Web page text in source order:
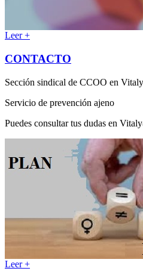
Leer +
CONTACTO
Sección sindical de CCOO en
Servicio de prevención ajeno
Puedes consultar tus dudas en
Leer +